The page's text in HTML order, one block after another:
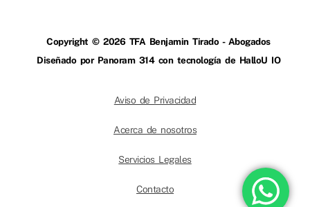
Copyright © 2026 TFA Benjamin Tirado - Abogados
Diseñado por Panoram 314 con tecnología de HalloU IO
Aviso de Privacidad
Acerca de nosotros
Servicios Legales
Contacto